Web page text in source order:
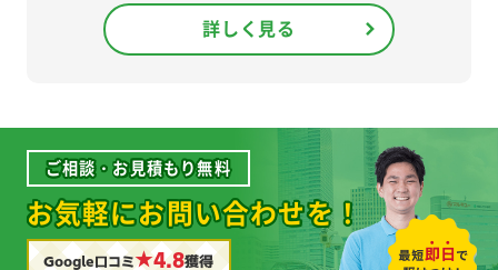
詳しく見る
ご相談・お見積もり無料
お気軽にお問い合わせを！
Google口コミ★4.8獲得